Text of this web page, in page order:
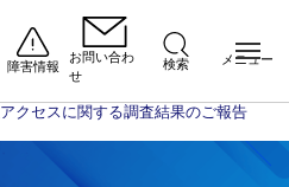
障害情報
お問い合わ
せ
検索 メニュー
クセスに関する調査結果のご報告